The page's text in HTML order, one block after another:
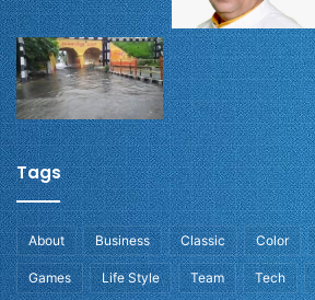
Tags
About Business Classic Color
Games Life Style Team Tech